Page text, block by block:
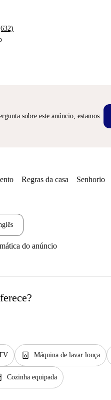
sobre este anúncio, estamos
Regras da casa Senhorio
do anúncio
dishwasher_gen Máquina de lavar louça
Cozinha equipada